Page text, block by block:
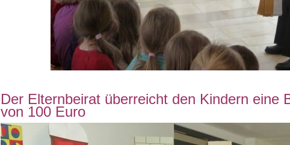
Der Elternbeirat überreicht den Kindern eine
von 100 Euro